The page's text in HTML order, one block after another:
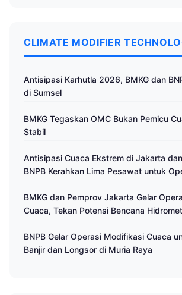
CLIMATE MODIFIER
Antisipasi Karhutla 2026, BMKG dan
di Sumsel
BMKG Tegaskan OMC Bukan Pemicu
Stabil
Antisipasi Cuaca Ekstrem di Jakarta
BNPB Kerahkan Lima Pesawat untuk
BMKG dan Pemprov Jakarta Gelar
Cuaca, Tekan Potensi Bencana
BNPB Gelar Operasi Modifikasi Cuaca
Banjir dan Longsor di Muria Raya